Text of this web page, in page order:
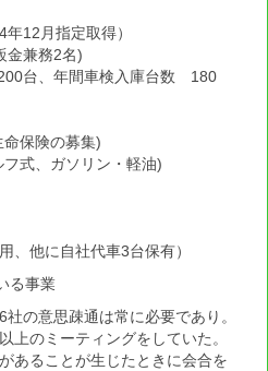
品
サマーカタログ2022
ウィンターカタログ2022
年12月指定取得）
金兼務2名)
台、年間車検入庫台数 180
保険の募集)
式、ガソリン・軽油)
、他に自社代車3台保有）
る事業
の意思疎通は常に必要であり。
上のミーティングをしていた。
あることが生じたときに会合を